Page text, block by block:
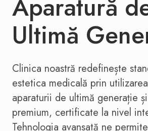
Aparatură
Ultimă
Clinica noastră redefinește
estetica medicală prin
aparaturii de ultimă generație
premium, certificate la nivel
Tehnologia avansată ne